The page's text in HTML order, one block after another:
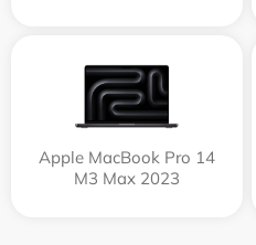
Apple MacBook Pro 14
M3 Max 2023